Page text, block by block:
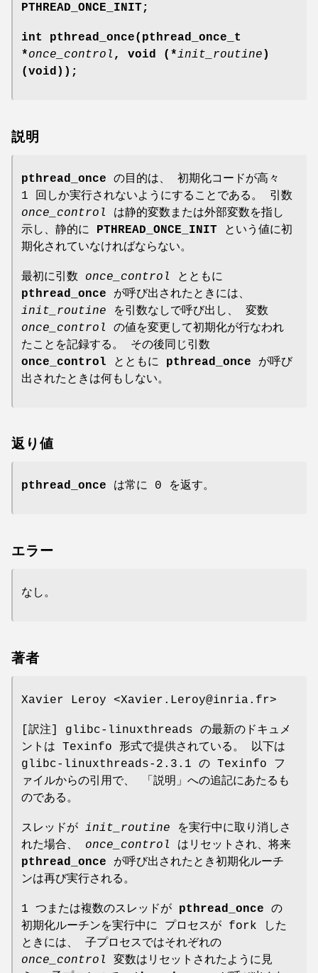
PTHREAD_ONCE_INIT;
int pthread_once(pthread_once_t
*once_control , void (*init_routine )
(void));
説明
pthread_once の目的は、 初期化コードが高々
1 回しか実行されないようにすることである。 引数
once_control
は静的変数または外部変数を指し
示し、静的に
PTHREAD_ONCE_INIT という値に初
期化されていなければならない。
最初に引数 once_control
とともに
pthread_once が呼び出されたときには、
init_routine を引数なしで呼び出し、 変数
once_control
の値を変更して初期化が行なわれ
たことを記録する。 その後同じ引数
once_control とともに pthread_once が呼び
出されたときは何もしない。
返り値
pthread_once は常に 0 を返す。
エラー
なし。
著者
Xavier Leroy <Xavier.Leroy@inria.fr>
[訳注] glibc-linuxthreads の最新のドキュメ
ントは Texinfo 形式で提供されている。 以下は
glibc-linuxthreads-2.3.1 の Texinfo フ
ァイルからの引用で、 「説明」への追記にあたるも
のである。
スレッドが init_routine を実行中に取り消しさ
れた場合、 once_control
はリセットされ、将来
pthread_once が呼び出されたとき初期化ルーチ
ンは再び実行される。
1 つまたは複数のスレッドが pthread_once の
初期化ルーチンを実行中に プロセスが fork した
ときには、 子プロセスではそれぞれの
once_control
変数はリセットされたように見